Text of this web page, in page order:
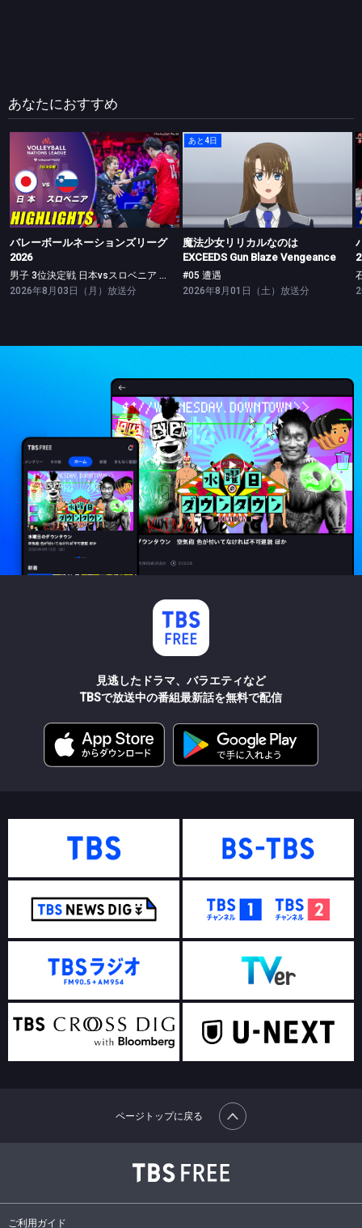
あなたにおすすめ
バレーボールネーションズリーグ2026
男子 3位決定戦 日本vsスロベニア ハイライト
バレーボールネーションズリーグ
2026
男子 3位決定戦 日本vsスロベニア ハイライト
2026年8月03日（月）放送分
あと4日
魔法少女リリカルなのは EXCEEDS Gun Blaze Vengeance
#05 遭遇
魔法少女リリカルなのは
EXCEEDS Gun Blaze Vengeance
#05 遭遇
2026年8月01日（土）放送分
見逃したドラマ、バラエティなど
TBSで放送中の番組最新話を無料で配信
ご利用ガイド
ページトップに戻る